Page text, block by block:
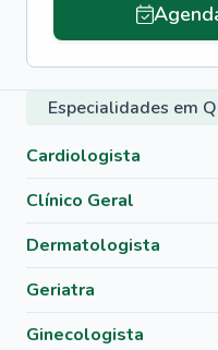
Especialidades em
Cardiologista
Clínico Geral
Dermatologista
Geriatra
Ginecologista